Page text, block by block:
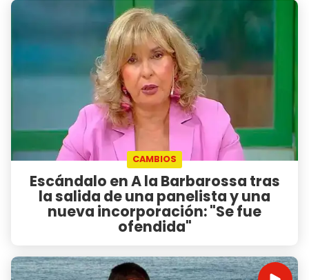
CAMBIOS
Escándalo en A la Barbarossa tras
la salida de una panelista y una
nueva incorporación: "Se fue
ofendida"